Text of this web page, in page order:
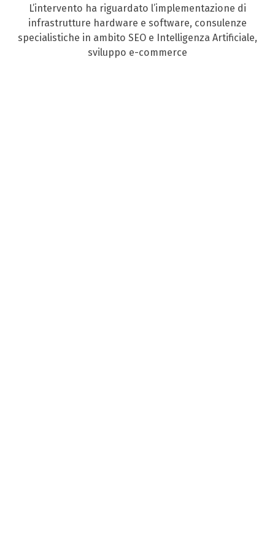
L’intervento ha riguardato l’implementazione di
infrastrutture hardware e software, consulenze
specialistiche in ambito SEO e Intelligenza Artificiale,
sviluppo e-commerce